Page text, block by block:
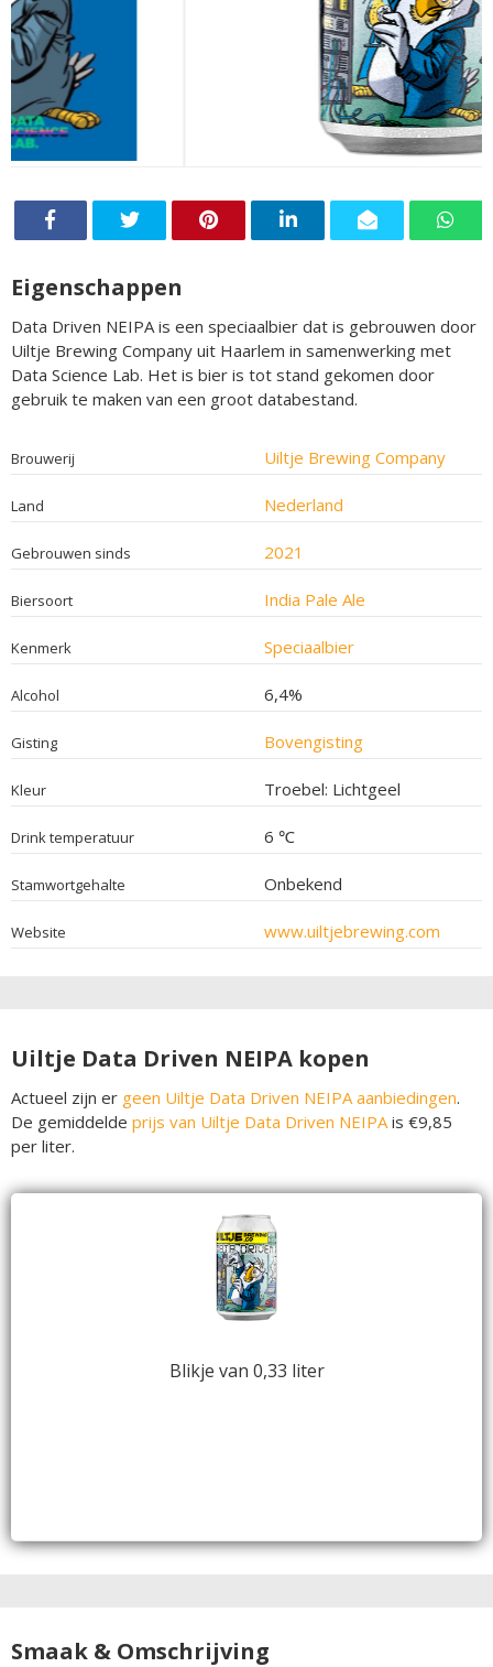
Eigenschappen
Data Driven NEIPA is een speciaalbier dat is gebrouwen door
Uiltje Brewing Company uit Haarlem in samenwerking met
Data Science Lab. Het is bier is tot stand gekomen door
gebruik te maken van een groot databestand.
Brouwerij Uiltje Brewing Company
Land Nederland
Gebrouwen sinds 2021
Biersoort India Pale Ale
Kenmerk Speciaalbier
Alcohol 6,4%
Gisting Bovengisting
Kleur Troebel: Lichtgeel
Drink temperatuur 6 ℃
Stamwortgehalte Onbekend
Website www.uiltjebrewing.com
Uiltje Data Driven NEIPA kopen
Actueel zijn er geen Uiltje Data Driven NEIPA aanbiedingen.
De gemiddelde prijs van Uiltje Data Driven NEIPA is €9,85
per liter.
Blikje van 0,33 liter
Smaak & Omschrijving